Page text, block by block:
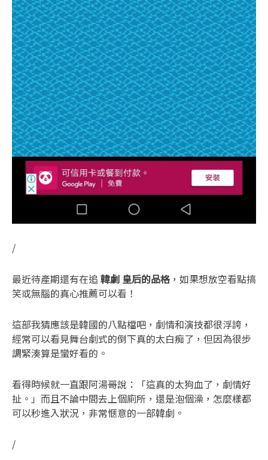
/
最近待產期還有在追 韓劇 皇后的品格，如果想放空看點搞
笑或無腦的真心推薦可以看！
這部我猜應該是韓國的八點檔吧，劇情和演技都很浮誇，
經常可以看見舞台劇式的倒下真的太白痴了，但因為很步
調緊湊算是蠻好看的。
看得時候就一直跟阿湯哥說：「這真的太狗血了，劇情好
扯。」而且不論中間去上個廁所，還是泡個澡，怎麼樣都
可以秒進入狀況，非常愜意的一部韓劇。
/